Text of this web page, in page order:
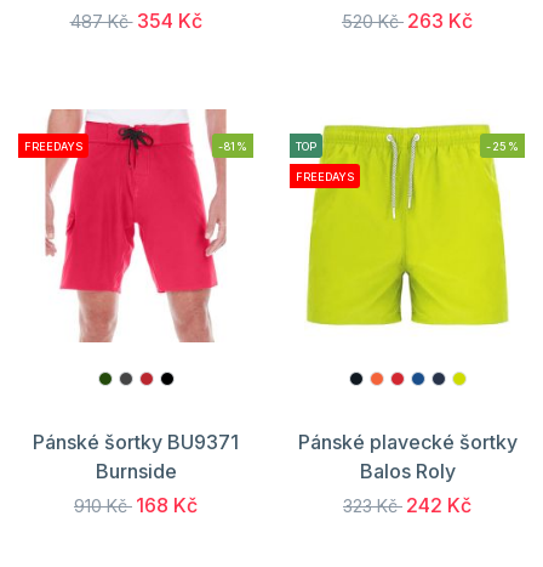
487 Kč 354 Kč 520 Kč 263 Kč
FREEDAYS -81%
Pánské šortky BU9371
Burnside
910 Kč 168 Kč
TOP
FREEDAYS
-25%
Pánské plavecké šortky
Balos Roly
323 Kč 242 Kč